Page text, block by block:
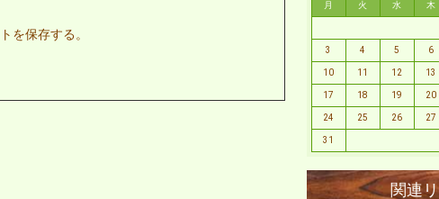
を保存する。
月 火 水 木
3 4 5 6
10 11 12 13
17 18 19 20
24 25 26 27
31